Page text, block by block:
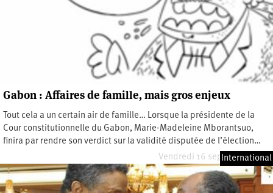
Gabon : Affaires de famille, mais gros enjeux
Tout cela a un certain air de famille… Lorsque la présidente de la
Cour constitutionnelle du Gabon, Marie-Madeleine Mborantsuo,
finira par rendre son verdict sur la validité disputée de l’élection…
Vendredi 16 septembre 2016
International